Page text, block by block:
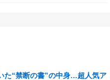
た“禁断の書”の中身…超人気ア